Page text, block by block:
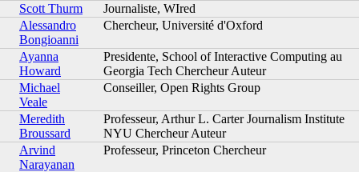
Scott Thurm
Journaliste, WIred
Alessandro
Bongioanni
Chercheur, Université d'Oxford
Ayanna
Howard
Presidente, School of Interactive Computing au
Georgia Tech Chercheur Auteur
Michael
Veale
Conseiller, Open Rights Group
Meredith
Broussard
Professeur, Arthur L. Carter Journalism Institute
NYU Chercheur Auteur
Arvind
Narayanan
Professeur, Princeton Chercheur